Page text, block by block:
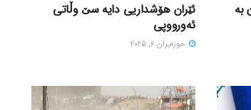
بە
ئێران هۆشداریی دایە سێ وڵاتی
ئەورووپی
حوزه‌یران 6, 2025